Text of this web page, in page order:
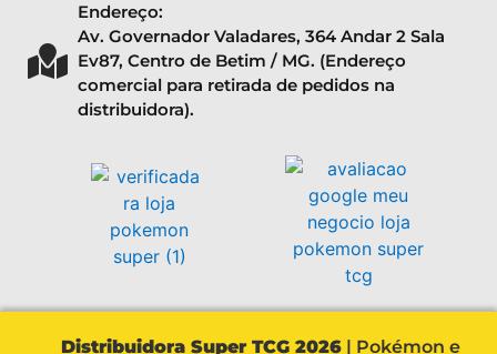
Endereço:
Av. Governador Valadares, 364 Andar 2 Sala
Ev87, Centro de Betim / MG. (Endereço
comercial para retirada de pedidos na
distribuidora).
Distribuidora Super TCG 2026 | Pokémon e